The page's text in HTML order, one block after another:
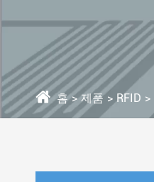
홈 제품 RFID